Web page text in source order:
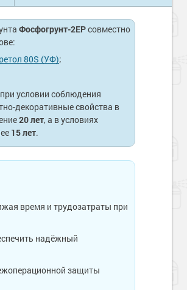
Фосфогрунт-2EPсовместно
80S (УФ);
условии соблюдения
декоративные свойства в
20 лет, а в условиях
15 лет.
время и трудозатраты при
надёжный
защиты